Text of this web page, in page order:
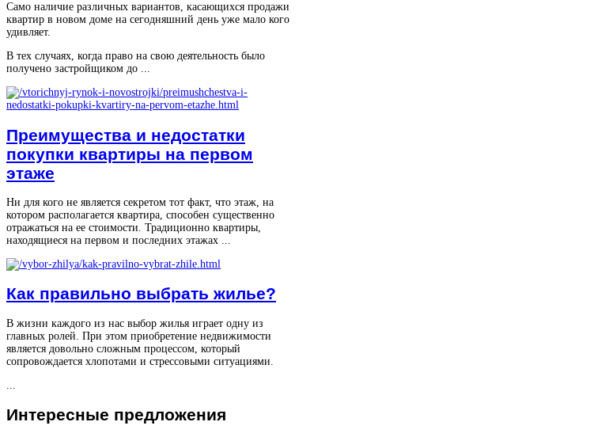
Само наличие различных вариантов, касающихся продажи
квартир в новом доме на сегодняшний день уже мало кого
удивляет.
В тех случаях, когда право на свою деятельность было
получено застройщиком до ...
Преимущества и недостатки
покупки квартиры на первом
этаже
Ни для кого не является секретом тот факт, что этаж, на
котором располагается квартира, способен существенно
отражаться на ее стоимости. Традиционно квартиры,
находящиеся на первом и последних этажах ...
Как правильно выбрать жилье?
В жизни каждого из нас выбор жилья играет одну из
главных ролей. При этом приобретение недвижимости
является довольно сложным процессом, который
сопровождается хлопотами и стрессовыми ситуациями.
Интересные предложения